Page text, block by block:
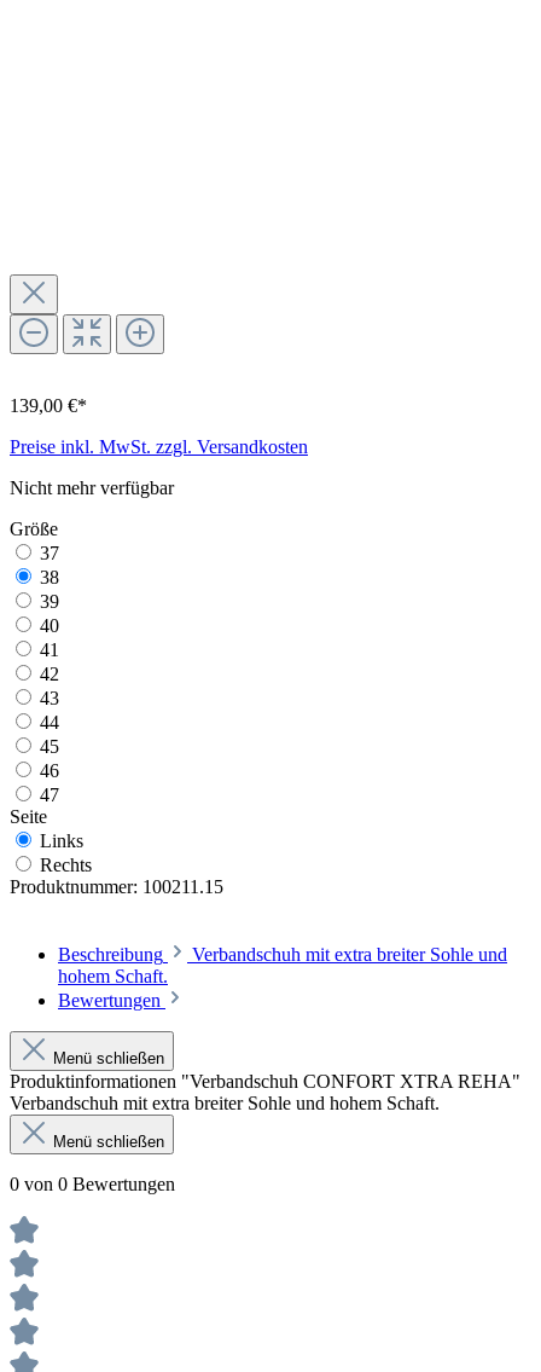
139,00 €*
Preise inkl. MwSt. zzgl. Versandkosten
Nicht mehr verfügbar
Größe
37
38
39
40
41
42
43
44
45
46
47
Seite
Links
Rechts
Produktnummer: 100211.15
Beschreibung
Verbandschuh mit extra breiter Sohle und
hohem Schaft.
Bewertungen
Menü schließen
Produktinformationen "Verbandschuh CONFORT XTRA REHA"
Verbandschuh mit extra breiter Sohle und hohem Schaft.
Menü schließen
0 von 0 Bewertungen